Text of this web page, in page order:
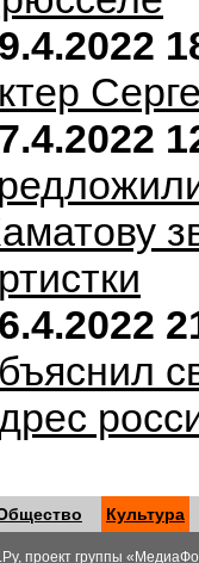
Культура
проект группы «